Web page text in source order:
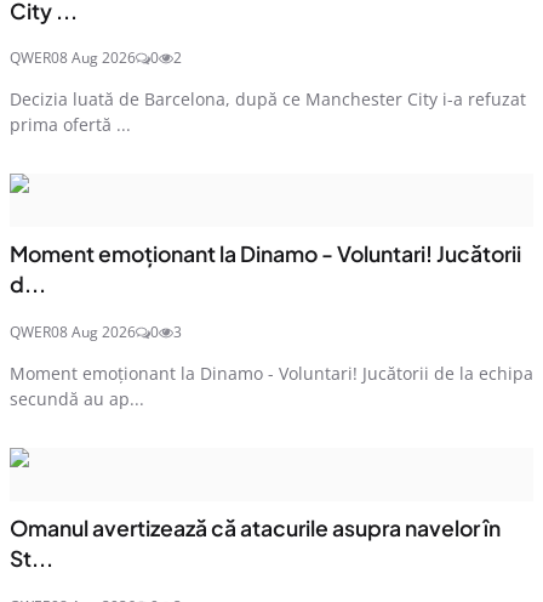
City ...
QWER08 Aug 2026 0 2
Decizia luată de Barcelona, după ce Manchester City i-a refuzat
prima ofertă ...
Moment emoționant la Dinamo - Voluntari! Jucătorii
d...
QWER08 Aug 2026 0 3
Moment emoționant la Dinamo - Voluntari! Jucătorii de la echipa
secundă au ap...
Omanul avertizează că atacurile asupra navelor în
St...